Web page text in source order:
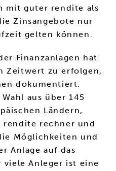
mit guter rendite als
Zinsangebote nur
gelten können.
Finanzanlagen hat
Zeitwert zu erfolgen,
dokumentiert.
aus über 145
Ländern,
rendite rechner und
Möglichkeiten und
Anlage auf das
viele Anleger ist eine